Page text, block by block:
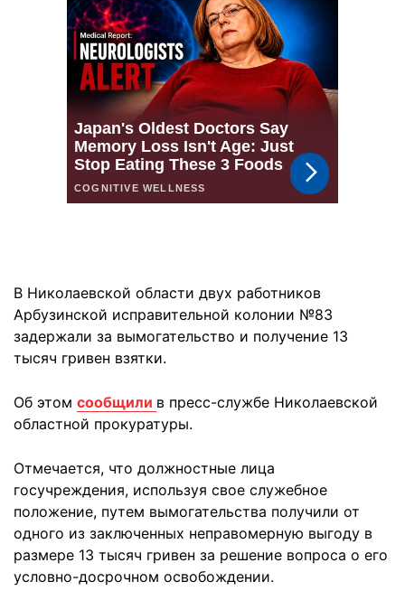
В Николаевской области двух работников
Арбузинской исправительной колонии №83
задержали за вымогательство и получение 13
тысяч гривен взятки.
Об этом сообщили в пресс-службе Николаевской
областной прокуратуры.
Отмечается, что должностные лица
госучреждения, используя свое служебное
положение, путем вымогательства получили от
одного из заключенных неправомерную выгоду в
размере 13 тысяч гривен за решение вопроса о его
условно-досрочном освобождении.